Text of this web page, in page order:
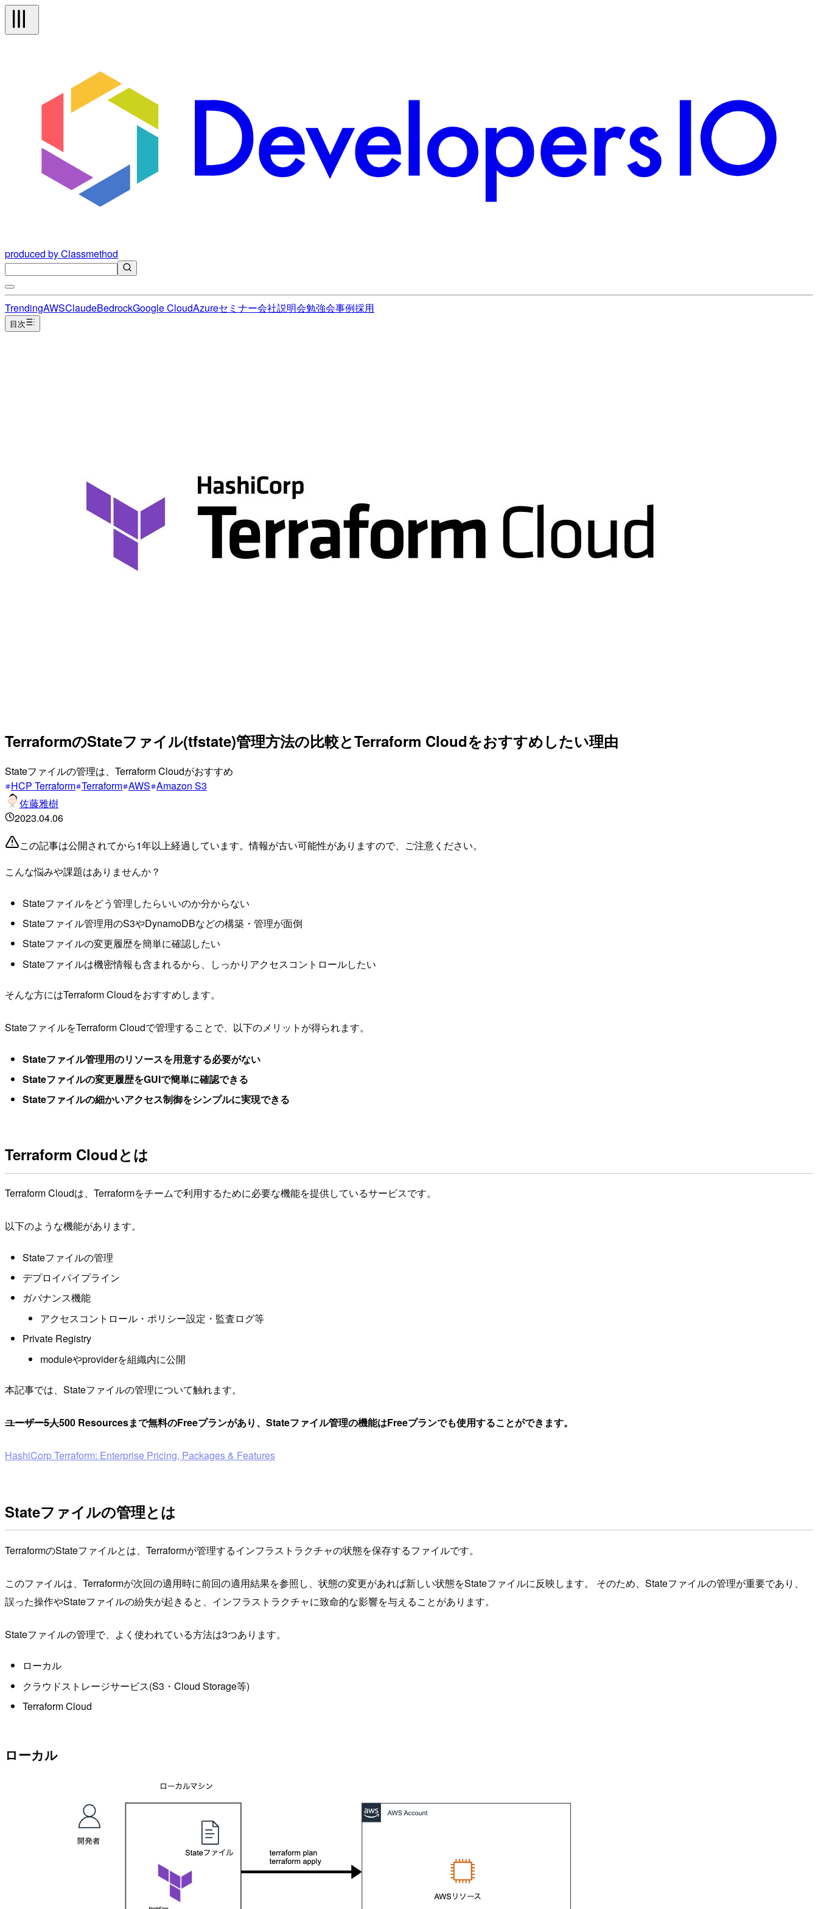
produced by Classmethod
TrendingAWSClaudeBedrockGoogle CloudAzureセミナー会社説明会勉強会事例採用
目次
TerraformのStateファイル(tfstate)管理方法の比較とTerraform Cloudをおすすめしたい理由
Stateファイルの管理は、Terraform Cloudがおすすめ
HCP Terraform Terraform AWS Amazon S3
佐藤雅樹
2023.04.06
この記事は公開されてから1年以上経過しています。情報が古い可能性がありますので、ご注意ください。
こんな悩みや課題はありませんか？
Stateファイルをどう管理したらいいのか分からない
Stateファイル管理用のS3やDynamoDBなどの構築・管理が面倒
Stateファイルの変更履歴を簡単に確認したい
Stateファイルは機密情報も含まれるから、しっかりアクセスコントロールしたい
そんな方にはTerraform Cloudをおすすめします。
StateファイルをTerraform Cloudで管理することで、以下のメリットが得られます。
Stateファイル管理用のリソースを用意する必要がない
Stateファイルの変更履歴をGUIで簡単に確認できる
Stateファイルの細かいアクセス制御をシンプルに実現できる
Terraform Cloudとは
Terraform Cloudは、Terraformをチームで利用するために必要な機能を提供しているサービスです。
以下のような機能があります。
Stateファイルの管理
デプロイパイプライン
ガバナンス機能
アクセスコントロール・ポリシー設定・監査ログ等
Private Registry
moduleやproviderを組織内に公開
本記事では、Stateファイルの管理について触れます。
ユーザー5人500 Resourcesまで無料のFreeプランがあり、Stateファイル管理の機能はFreeプランでも使用することができます。
HashiCorp Terraform: Enterprise Pricing, Packages & Features
Stateファイルの管理とは
TerraformのStateファイルとは、Terraformが管理するインフラストラクチャの状態を保存するファイルです。
このファイルは、Terraformが次回の適用時に前回の適用結果を参照し、状態の変更があれば新しい状態をStateファイルに反映します。 そのため、Stateファイルの管理が重要であり、
誤った操作やStateファイルの紛失が起きると、インフラストラクチャに致命的な影響を与えることがあります。
Stateファイルの管理で、よく使われている方法は3つあります。
ローカル
クラウドストレージサービス(S3・Cloud Storage等)
Terraform Cloud
ローカル